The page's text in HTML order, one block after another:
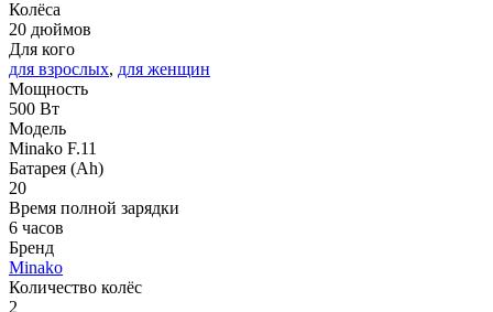
Колёса
20 дюймов
Для кого
для взрослых, для женщин
Мощность
500 Вт
Модель
Minako F.11
Батарея (Ah)
20
Время полной зарядки
6 часов
Бренд
Minako
Количество колёс
2